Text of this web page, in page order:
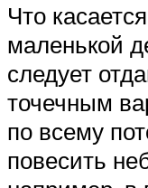
Что
маленькой
следует
точечным
по всему
повесить